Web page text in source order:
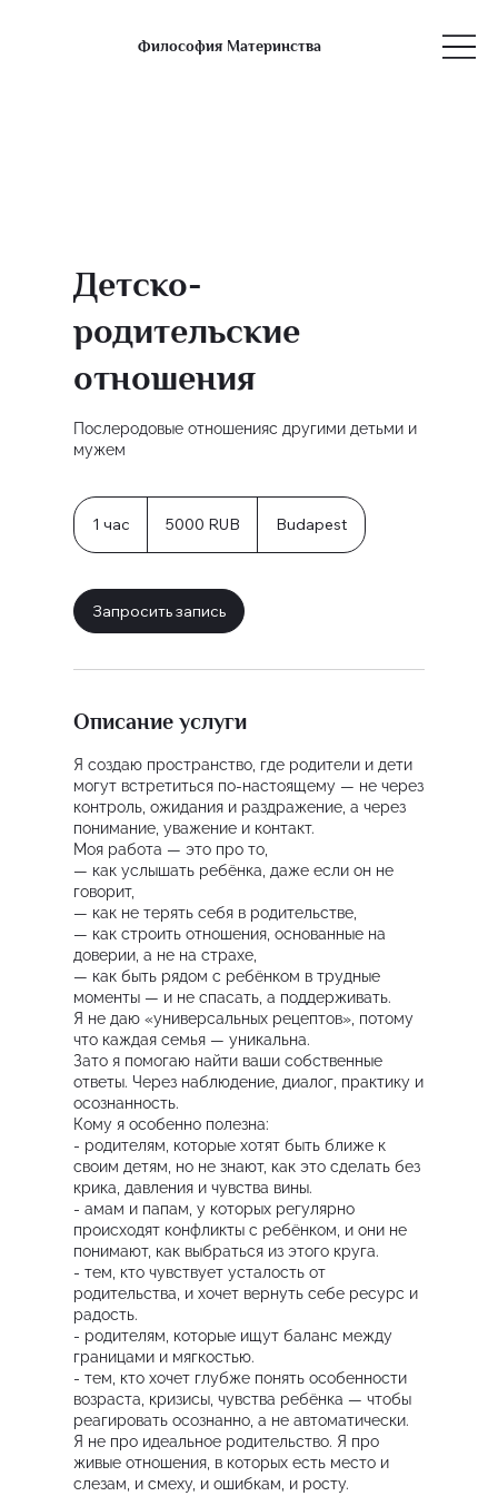
Философия Материнства
Детско-
родительские
отношения
Послеродовые отношенияс другими детьми и
мужем
1 час
rubel5000 RUB Budapest
Запросить запись
Описание услуги
Я создаю пространство, где родители и дети
могут встретиться по-настоящему — не через
контроль, ожидания и раздражение, а через
понимание, уважение и контакт.
Моя работа — это про то,
— как услышать ребёнка, даже если он не
говорит,
— как не терять себя в родительстве,
— как строить отношения, основанные на
доверии, а не на страхе,
— как быть рядом с ребёнком в трудные
моменты — и не спасать, а поддерживать.
Я не даю «универсальных рецептов», потому
что каждая семья — уникальна.
Зато я помогаю найти ваши собственные
ответы. Через наблюдение, диалог, практику и
осознанность.
Кому я особенно полезна:
- родителям, которые хотят быть ближе к
своим детям, но не знают, как это сделать без
крика, давления и чувства вины.
- амам и папам, у которых регулярно
происходят конфликты с ребёнком, и они не
понимают, как выбраться из этого круга.
- тем, кто чувствует усталость от
родительства, и хочет вернуть себе ресурс и
радость.
- родителям, которые ищут баланс между
границами и мягкостью.
- тем, кто хочет глубже понять особенности
возраста, кризисы, чувства ребёнка — чтобы
реагировать осознанно, а не автоматически.
Я не про идеальное родительство. Я про
живые отношения, в которых есть место и
слезам, и смеху, и ошибкам, и росту.